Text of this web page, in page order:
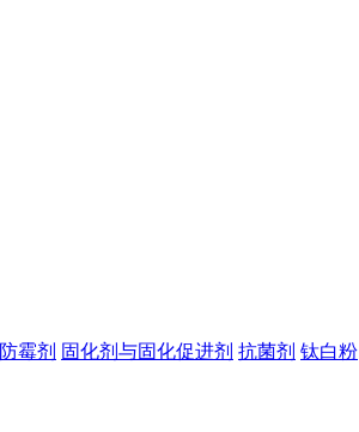
防霉剂 固化剂与固化促进剂 抗菌剂 钛白粉